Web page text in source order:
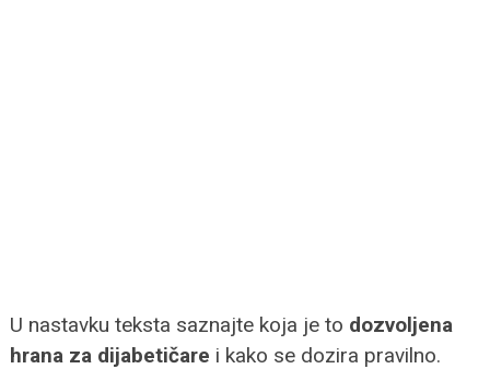
U nastavku teksta saznajte koja je to dozvoljena
hrana za dijabetičare i kako se dozira pravilno.